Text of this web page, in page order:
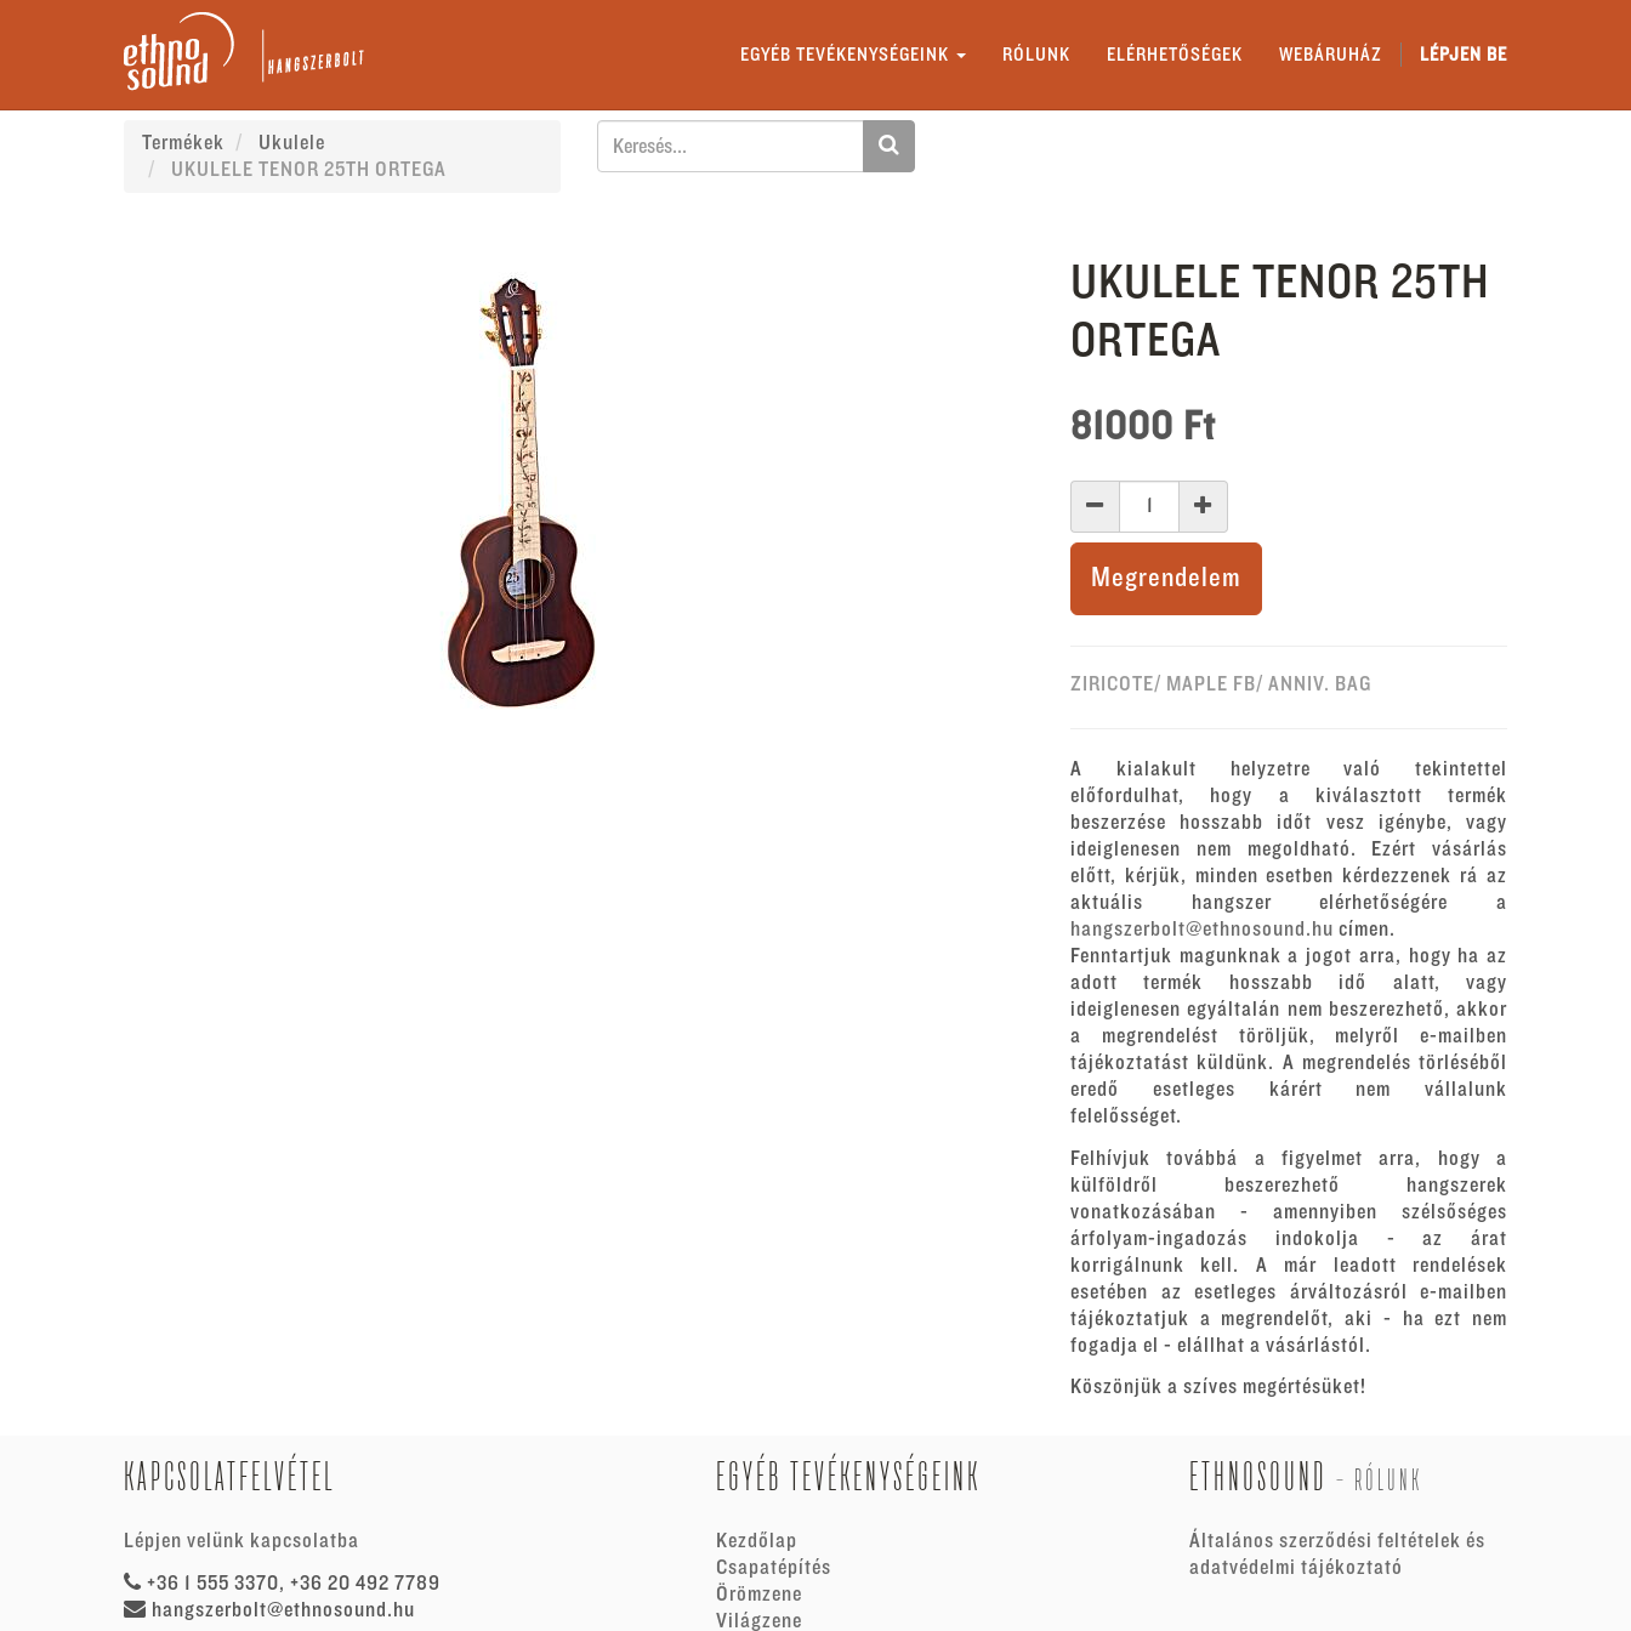
EGYÉB TEVÉKENYSÉGEINK RÓLUNK ELÉRHETŐSÉGEK WEBÁRUHÁZ LÉPJEN BE
Termékek
Ukulele
UKULELE TENOR 25TH ORTEGA
UKULELE TENOR 25TH
ORTEGA
81000 Ft
Megrendelem
ZIRICOTE/ MAPLE FB/ ANNIV. BAG
A kialakult helyzetre való tekintettel
előfordulhat, hogy a kiválasztott termék
beszerzése hosszabb időt vesz igénybe, vagy
ideiglenesen nem megoldható. Ezért vásárlás
előtt, kérjük, minden esetben kérdezzenek rá az
aktuális hangszer elérhetőségére a
hangszerbolt@ethnosound.hu címen.
Fenntartjuk magunknak a jogot arra, hogy ha az
adott termék hosszabb idő alatt, vagy
ideiglenesen egyáltalán nem beszerezhető, akkor
a megrendelést töröljük, melyről e-mailben
tájékoztatást küldünk. A megrendelés törléséből
eredő esetleges kárért nem vállalunk
felelősséget.
Felhívjuk továbbá a figyelmet arra, hogy a
külföldről beszerezhető hangszerek
vonatkozásában - amennyiben szélsőséges
árfolyam-ingadozás indokolja - az árat
korrigálnunk kell. A már leadott rendelések
esetében az esetleges árváltozásról e-mailben
tájékoztatjuk a megrendelőt, aki - ha ezt nem
fogadja el - elállhat a vásárlástól.
Köszönjük a szíves megértésüket!
KAPCSOLATFELVÉTEL
Lépjen velünk kapcsolatba
+36 1 555 3370, +36 20 492 7789
hangszerbolt@ethnosound.hu
EGYÉB TEVÉKENYSÉGEINK
Kezdőlap
Csapatépítés
Örömzene
Világzene
ETHNOSOUND - RÓLUNK
Általános szerződési feltételek és
adatvédelmi tájékoztató